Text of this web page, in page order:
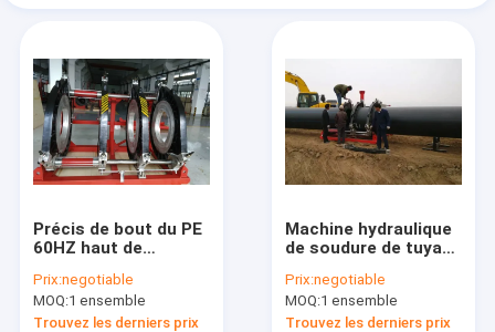
Précis de bout du PE
60HZ haut de
de soudure par
fusion
Prix:negotiable
MOQ:1 ensemble
Trouvez les derniers prix
Machine hydraulique
de soudure de tuyau
1200MM 415V 270
degrés
Prix:negotiable
MOQ:1 ensemble
Trouvez les derniers prix